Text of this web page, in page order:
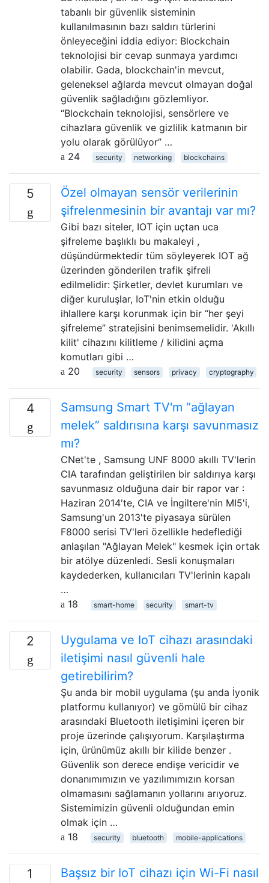
tabanlı bir güvenlik sisteminin
kullanılmasının bazı saldırı türlerini
önleyeceğini iddia ediyor: Blockchain
teknolojisi bir cevap sunmaya yardımcı
olabilir. Gada, blockchain'in mevcut,
geleneksel ağlarda mevcut olmayan doğal
güvenlik sağladığını gözlemliyor.
“Blockchain teknolojisi, sensörlere ve
cihazlara güvenlik ve gizlilik katmanın bir
yolu olarak görülüyor” …
24
security networking blockchains
5
Özel olmayan sensör verilerinin
şifrelenmesinin bir avantajı var mı?
Gibi bazı siteler, IOT için uçtan uca
şifreleme başlıklı bu makaleyi ,
düşündürmektedir tüm söyleyerek IOT ağ
üzerinden gönderilen trafik şifreli
edilmelidir: Şirketler, devlet kurumları ve
diğer kuruluşlar, IoT'nin etkin olduğu
ihlallere karşı korunmak için bir “her şeyi
şifreleme” stratejisini benimsemelidir. 'Akıllı
kilit' cihazını kilitleme / kilidini açma
komutları gibi …
20
security sensors privacy cryptography
4
Samsung Smart TV'm “ağlayan
melek” saldırısına karşı savunmasız
mı?
CNet'te , Samsung UNF 8000 akıllı TV'lerin
CIA tarafından geliştirilen bir saldırıya karşı
savunmasız olduğuna dair bir rapor var :
Haziran 2014'te, CIA ve İngiltere'nin MI5'i,
Samsung'un 2013'te piyasaya sürülen
F8000 serisi TV'leri özellikle hedeflediği
anlaşılan "Ağlayan Melek" kesmek için ortak
bir atölye düzenledi. Sesli konuşmaları
kaydederken, kullanıcıları TV'lerinin kapalı
…
18
smart-home security smart-tv
2
Uygulama ve IoT cihazı arasındaki
iletişimi nasıl güvenli hale
getirebilirim?
Şu anda bir mobil uygulama (şu anda İyonik
platformu kullanıyor) ve gömülü bir cihaz
arasındaki Bluetooth iletişimini içeren bir
proje üzerinde çalışıyorum. Karşılaştırma
için, ürünümüz akıllı bir kilide benzer .
Güvenlik son derece endişe vericidir ve
donanımımızın ve yazılımımızın korsan
olmamasını sağlamanın yollarını arıyoruz.
Sistemimizin güvenli olduğundan emin
olmak için …
18
security bluetooth mobile-applications
1
Başsız bir IoT cihazı için Wi-Fi nasıl